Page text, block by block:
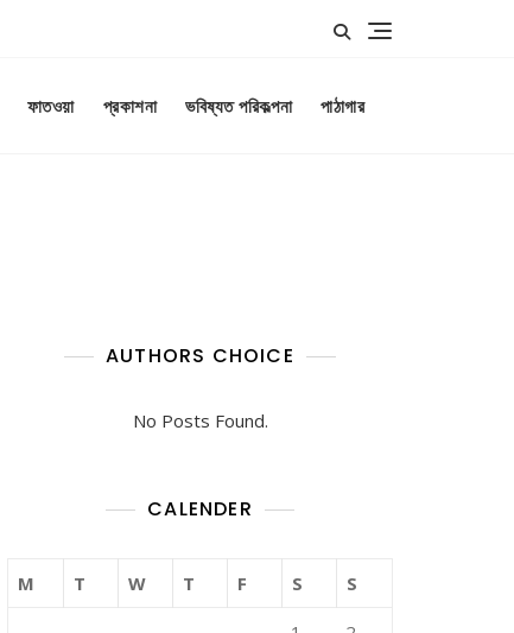
ফাতওয়া প্রকাশনা ভবিষ্যত পরিকল্পনা পাঠাগার
AUTHORS CHOICE
No Posts Found.
CALENDER
M T W T F S S